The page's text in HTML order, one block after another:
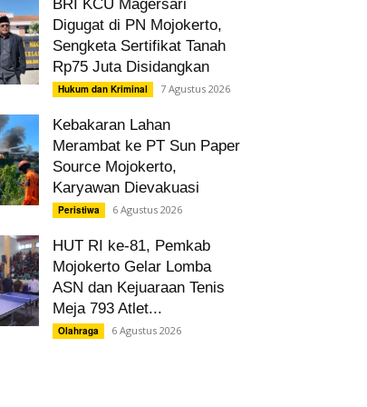
BRI KCU Magersari
Digugat di PN Mojokerto,
Sengketa Sertifikat Tanah
Rp75 Juta Disidangkan
Hukum dan Kriminal 7 Agustus 2026
Kebakaran Lahan
Merambat ke PT Sun Paper
Source Mojokerto,
Karyawan Dievakuasi
Peristiwa 6 Agustus 2026
HUT RI ke-81, Pemkab
Mojokerto Gelar Lomba
ASN dan Kejuaraan Tenis
Meja 793 Atlet...
Olahraga 6 Agustus 2026